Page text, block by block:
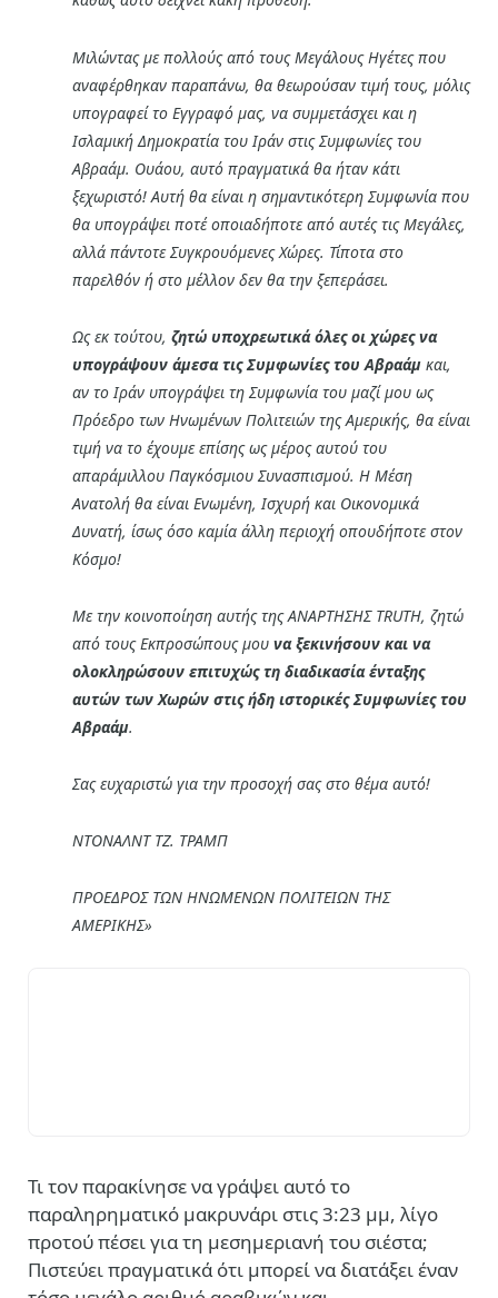
Μιλώντας με πολλούς από τους Μεγάλους Ηγέτες που
αναφέρθηκαν παραπάνω, θα θεωρούσαν τιμή τους, μόλις
υπογραφεί το Εγγραφό μας, να συμμετάσχει και η
Ισλαμική Δημοκρατία του Ιράν στις Συμφωνίες του
Αβραάμ. Ουάου, αυτό πραγματικά θα ήταν κάτι
ξεχωριστό! Αυτή θα είναι η σημαντικότερη Συμφωνία που
θα υπογράψει ποτέ οποιαδήποτε από αυτές τις Μεγάλες,
αλλά πάντοτε Συγκρουόμενες Χώρες. Τίποτα στο
παρελθόν ή στο μέλλον δεν θα την ξεπεράσει.
Ως εκ τούτου, ζητώ υποχρεωτικά όλες οι χώρες να
υπογράψουν άμεσα τις Συμφωνίες του Αβραάμ και,
αν το Ιράν υπογράψει τη Συμφωνία του μαζί μου ως
Πρόεδρο των Ηνωμένων Πολιτειών της Αμερικής, θα είναι
τιμή να το έχουμε επίσης ως μέρος αυτού του
απαράμιλλου Παγκόσμιου Συνασπισμού. Η Μέση
Ανατολή θα είναι Ενωμένη, Ισχυρή και Οικονομικά
Δυνατή, ίσως όσο καμία άλλη περιοχή οπουδήποτε στον
Κόσμο!
Με την κοινοποίηση αυτής της ΑΝΑΡΤΗΣΗΣ TRUTH, ζητώ
από τους Εκπροσώπους μου να ξεκινήσουν και να
ολοκληρώσουν επιτυχώς τη διαδικασία ένταξης
αυτών των Χωρών στις ήδη ιστορικές Συμφωνίες του
Αβραάμ.
Σας ευχαριστώ για την προσοχή σας στο θέμα αυτό!
ΝΤΟΝΑΛΝΤ ΤΖ. ΤΡΑΜΠ
ΠΡΟΕΔΡΟΣ ΤΩΝ ΗΝΩΜΕΝΩΝ ΠΟΛΙΤΕΙΩΝ ΤΗΣ
ΑΜΕΡΙΚΗΣ»
Τι τον παρακίνησε να γράψει αυτό το
παραληρηματικό μακρυνάρι στις 3:23 μμ, λίγο
προτού πέσει για τη μεσημεριανή του σιέστα;
Πιστεύει πραγματικά ότι μπορεί να διατάξει έναν